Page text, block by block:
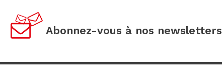
Abonnez-vous à nos newsletters